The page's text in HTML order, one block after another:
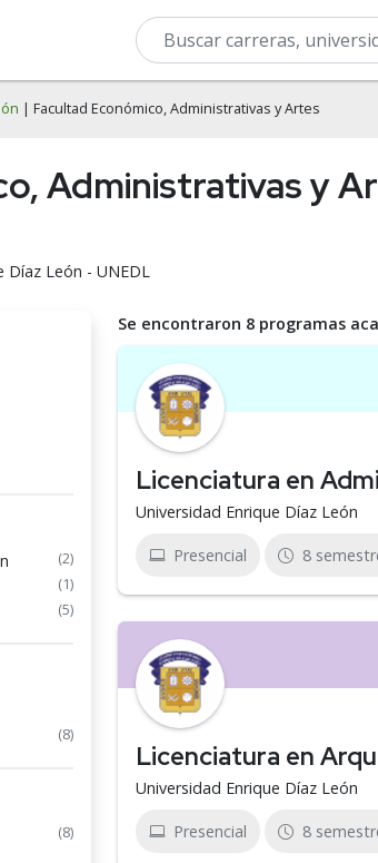
| Facultad Económico, Administrativas y Artes
Administrativas y
Díaz León - UNEDL
(2)
(1)
(5)
(8)
(8)
Se encontraron 8 programas
Licenciatura en
Universidad Enrique Díaz León
Presencial 8
Licenciatura en
Universidad Enrique Díaz León
Presencial 8